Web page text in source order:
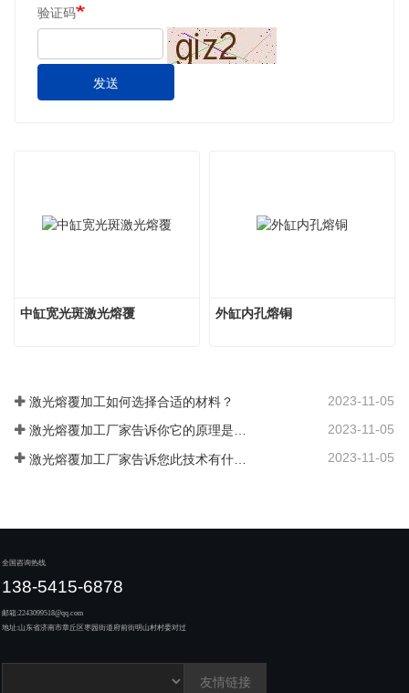
验证码
发送
中缸宽光斑激光熔覆 外缸内孔熔铜
激光熔覆加工如何选择合适的材料？ 2023-11-05
激光熔覆加工厂家告诉你它的原理是什么？ 2023-11-05
2023-11-05
全国咨询热线
138-5415-6878
邮箱:2243099518@qq.com
地址:山东省济南市章丘区枣园街道府前街明山村村委对过
友情链接